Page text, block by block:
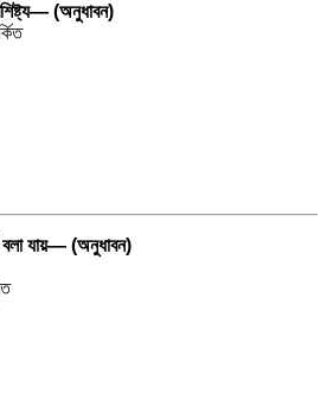
(অনুধাবন)
বলা যায়— (অনুধাবন)